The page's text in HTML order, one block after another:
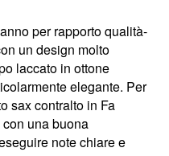
per rapporto qualità-
un design molto
laccato in ottone
elegante. Per
sax contralto in Fa
una buona
note chiare e